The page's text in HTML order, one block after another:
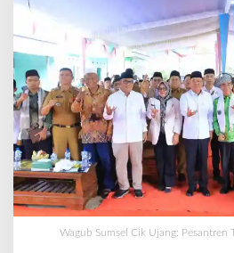
k
U
j
a
n
g
e
s
Wagub Sumsel Cik Ujang: Pesantren